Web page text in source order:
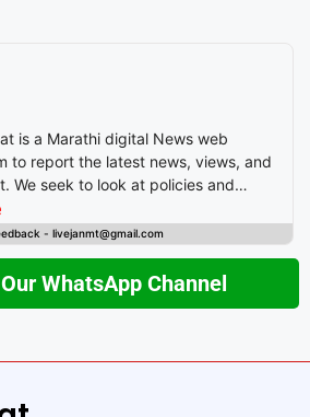
is a Marathi digital News web
to report the latest news, views, and
We seek to look at policies and
from the perspective of people.
- livejanmt@gmail.com
WhatsApp Channel